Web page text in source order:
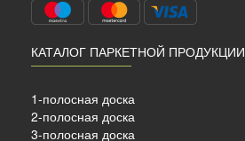
КАТАЛОГ ПАРКЕТНОЙ ПРОДУКЦИИ
1-полосная доска
2-полосная доска
3-полосная доска